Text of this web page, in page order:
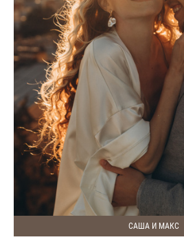
САША И МАКС